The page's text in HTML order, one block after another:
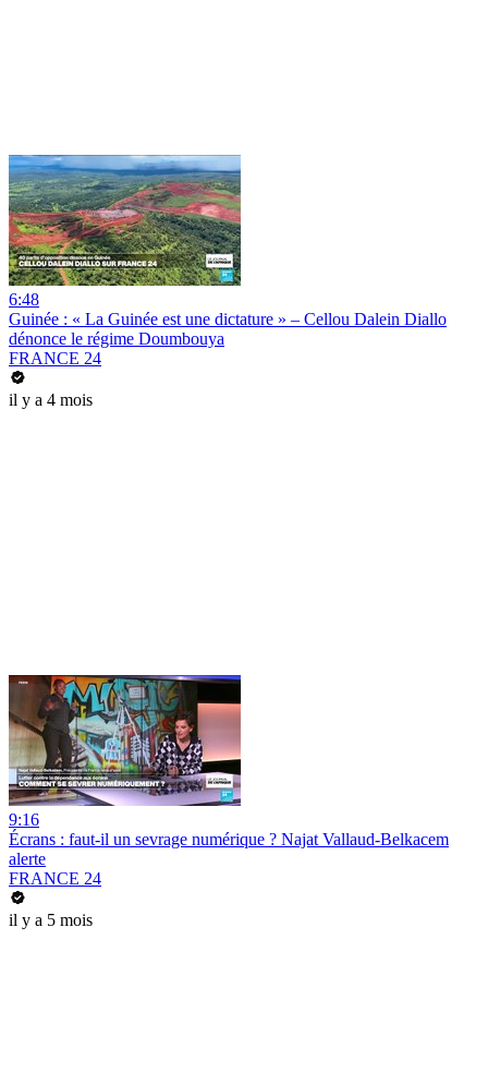
6:48
Guinée : « La Guinée est une dictature » – Cellou Dalein Diallo
dénonce le régime Doumbouya
FRANCE 24
il y a 4 mois
9:16
Écrans : faut-il un sevrage numérique ? Najat Vallaud-Belkacem
alerte
FRANCE 24
il y a 5 mois